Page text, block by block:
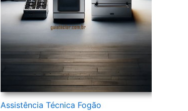
Assistência Técnica Fogão